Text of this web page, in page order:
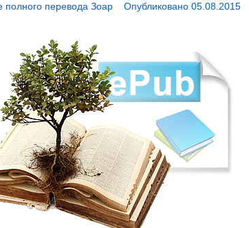
полного перевода Зоар Опубликовано 05.08.2015